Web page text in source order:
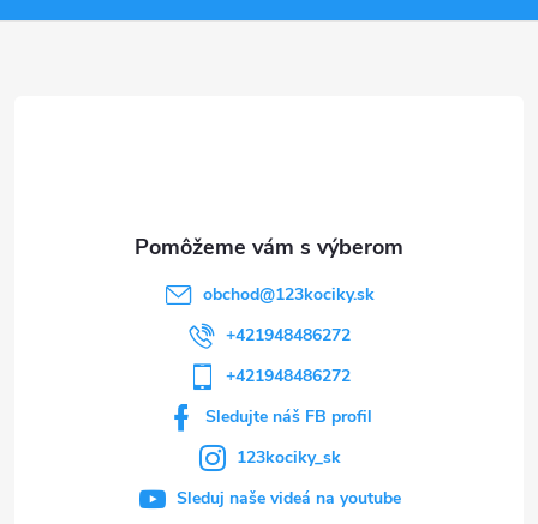
obchod@123kociky.sk
+421948486272
+421948486272
Sledujte náš FB profil
123kociky_sk
Sleduj naše videá na youtube